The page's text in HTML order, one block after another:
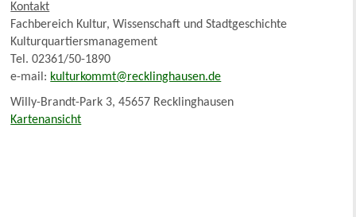
Kontakt
Fachbereich Kultur, Wissenschaft und Stadtgeschichte
Kulturquartiersmanagement
Tel. 02361/50-1890
e-mail: kulturkommt@recklinghausen.de
Willy-Brandt-Park 3, 45657 Recklinghausen
Kartenansicht